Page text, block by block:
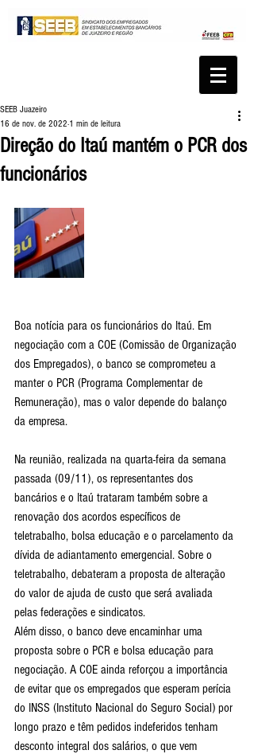
Direção do Itaú mantém o PCR dos
funcionários
SEEB Juazeiro
16 de nov. de 2022 1 min de leitura
Boa notícia para os funcionários do Itaú. Em
negociação com a COE (Comissão de Organização
dos Empregados), o banco se comprometeu a
manter o PCR (Programa Complementar de
Remuneração), mas o valor depende do balanço
da empresa.
Na reunião, realizada na quarta-feira da semana
passada (09/11), os representantes dos
bancários e o Itaú trataram também sobre a
renovação dos acordos específicos de
teletrabalho, bolsa educação e o parcelamento da
dívida de adiantamento emergencial. Sobre o
teletrabalho, debateram a proposta de alteração
do valor de ajuda de custo que será avaliada
pelas federações e sindicatos.
Além disso, o banco deve encaminhar uma
proposta sobre o PCR e bolsa educação para
negociação. A COE ainda reforçou a importância
de evitar que os empregados que esperam perícia
do INSS (Instituto Nacional do Seguro Social) por
longo prazo e têm pedidos indeferidos tenham
desconto integral dos salários, o que vem